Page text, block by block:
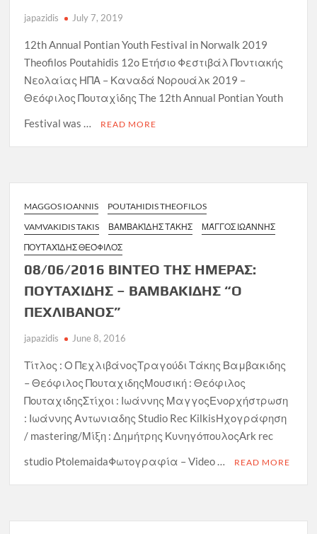
japazidis July 7, 2019
12th Annual Pontian Youth Festival in Norwalk 2019
Theofilos Poutahidis 12ο Ετήσιο Φεστιβάλ Ποντιακής
Νεολαίας ΗΠΑ – Καναδά Νορουάλκ 2019 –
Θεόφιλος Πουταχίδης The 12th Annual Pontian Youth
Festival was …
READ MORE
MAGGOS IOANNIS
POUTAHIDIS THEOFILOS
VAMVAKIDIS TAKIS
ΒΑΜΒΑΚΊΔΗΣ ΤΆΚΗΣ
ΜΆΓΓΟΣ ΙΩΆΝΝΗΣ
ΠΟΥΤΑΧΊΔΗΣ ΘΕΌΦΙΛΟΣ
08/06/2016 ΒΙΝΤΕΟ ΤΗΣ ΗΜΕΡΑΣ:
ΠΟΥΤΑΧΙΔΗΣ – ΒΑΜΒΑΚΙΔΗΣ “Ο
ΠΕΧΛΙΒΑΝΟΣ”
japazidis June 8, 2016
Τίτλος : Ο ΠεχλιβάνοςΤραγούδι Τάκης Βαμβακιδης
– Θεόφιλος ΠουταχιδηςΜουσική : Θεόφιλος
ΠουταχιδηςΣτίχοι : Ιωάννης ΜαγγοςΕνορχήστρωση
: Ιωάννης Αντωνιαδης Studio Rec KilkisΗχογράφηση
/ mastering/Μίξη : Δημήτρης ΚυνηγόπουλοςArk rec
studio PtolemaidaΦωτογραφία – Video …
READ MORE